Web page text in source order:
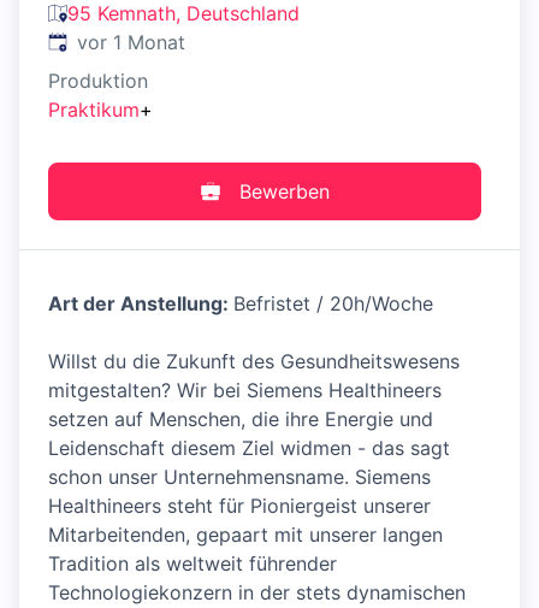
95 Kemnath, Deutschland
Veröffentlicht:
vor 1 Monat
Produktion
Praktikum+
Bewerben
Art der Anstellung: Befristet / 20h/Woche
Willst du die Zukunft des Gesundheitswesens
mitgestalten? Wir bei Siemens Healthineers
setzen auf Menschen, die ihre Energie und
Leidenschaft diesem Ziel widmen - das sagt
schon unser Unternehmensname. Siemens
Healthineers steht für Pioniergeist unserer
Mitarbeitenden, gepaart mit unserer langen
Tradition als weltweit führender
Technologiekonzern in der stets dynamischen